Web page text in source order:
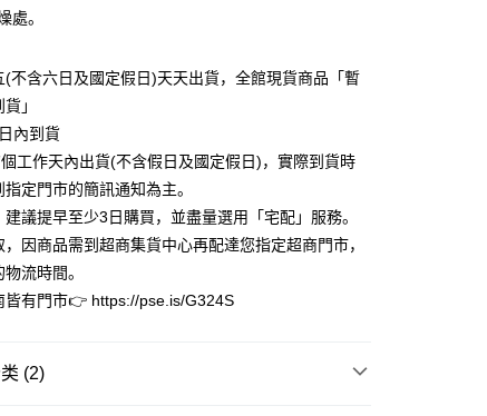
不需事先繳費，商品會配送至您的指定地址。
您的手機會收到一封繳費通知簡訊，APP會員則會收到
通知。
無需繳費，確認無誤後，請再利用繳費通知簡訊或AFTEE
商店‧ATM/網銀等方式進行付款。
限為 14 天。唯有下載 AFTEE App 成為 AFTEE 會員者方能
內付款之服務。
下訂可以延長您收到商品前的繳費天數，但無法保證一
收到商品(例如:預購商品或預計到貨時間較長者)。因此無論
仍需要請您在AFTEE規定的時間內完成繳費。
於NT$30
灣會員
貨
NT$3,000(含以上)免运费
貨
满NT$3,000(含以上)免运费
满NT$3,000(含以上)免运费
處。
不含六日及國定假日)天天出貨，全館現貨商品「暫
」
內到貨
工作天內出貨(不含假日及國定假日)，實際到貨時
定門市的簡訊通知為主。
議提早至少3日購買，並盡量選用「宅配」服務。
因商品需到超商集貨中心再配達您指定超商門市，
流時間。
有門市👉 https://pse.is/G324S
(2)